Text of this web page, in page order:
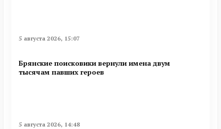
5 августа 2026, 15:07
Брянские поисковики вернули имена двум
тысячам павших героев
5 августа 2026, 14:48